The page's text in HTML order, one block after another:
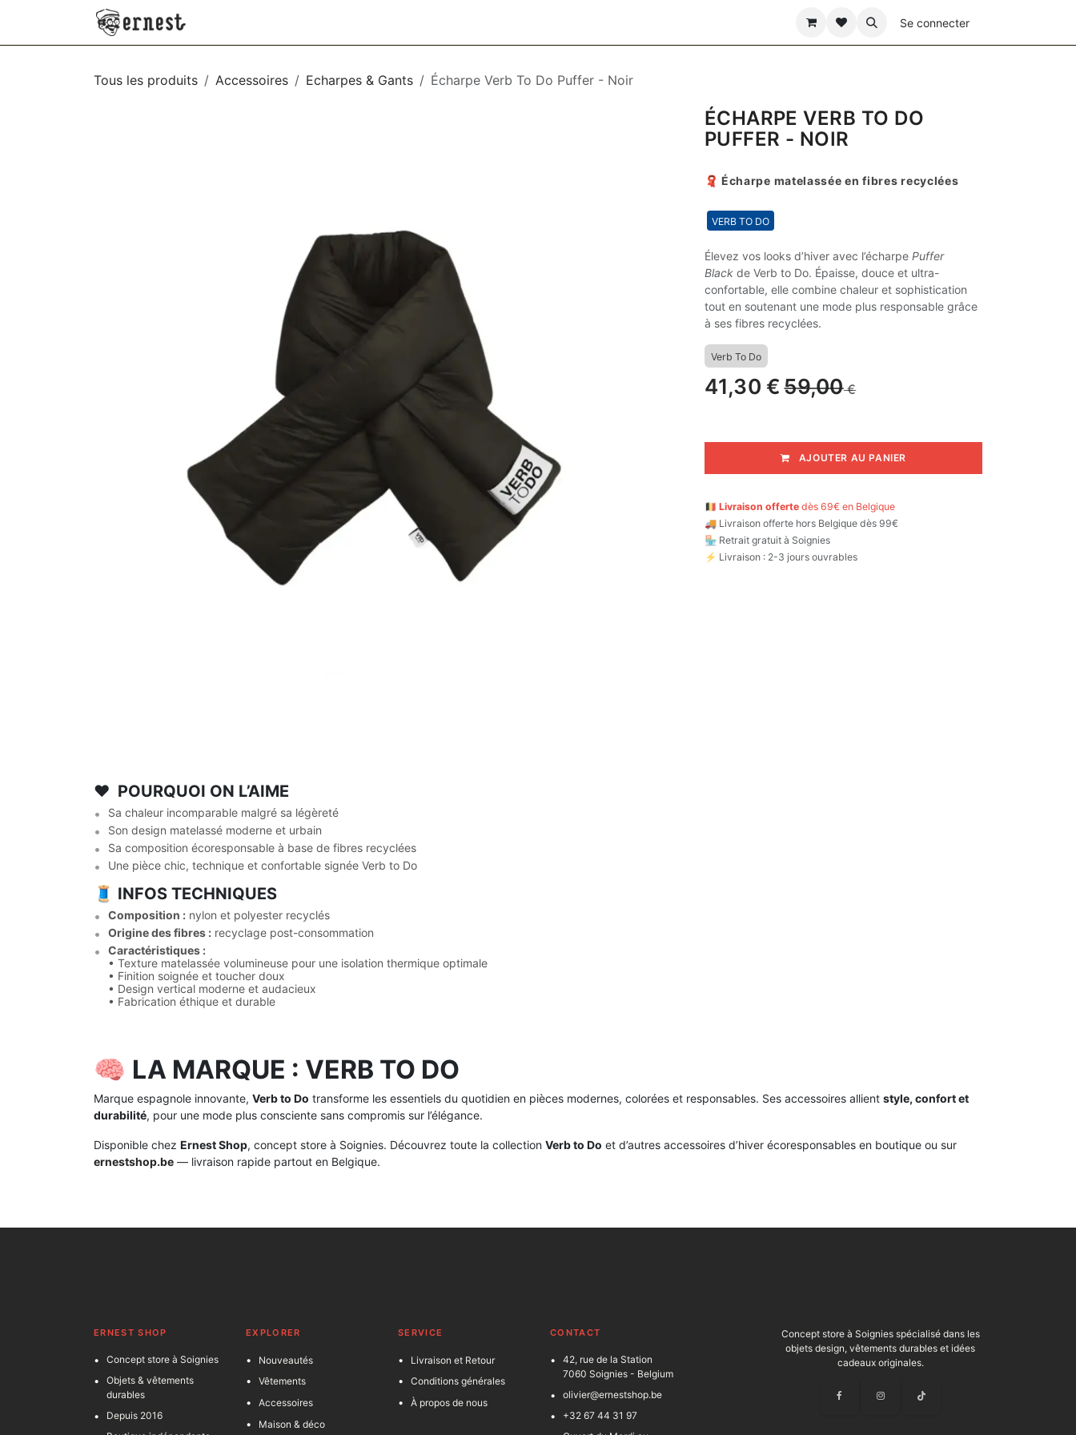
SE RENDRE AU CONTENU
Se connecter
Tous les produits Accessoires Echarpes & Gants Écharpe Verb To Do Puffer - Noir
ÉCHARPE VERB TO DO
PUFFER - NOIR
🧣 Écharpe matelassée en fibres recyclées
VERB TO DO
Élevez vos looks d’hiver avec l’écharpe Puffer
Blackde Verb to Do. Épaisse, douce et ultra-
confortable, elle combine chaleur et sophistication
tout en soutenant une mode plus responsable grâce
à ses fibres recyclées.
Verb To Do
41,30 € 59,00€
AJOUTER AU PANIER
🇧🇪 Livraison offerte dès 69€ en Belgique
🚚 Livraison offerte hors Belgique dès 99€
🏪 Retrait gratuit à Soignies
⚡ Livraison : 2-3 jours ouvrables
❤️ POURQUOI ON L’AIME
Sa chaleur incomparable malgré sa légèreté
Son design matelassé moderne et urbain
Sa composition écoresponsable à base de fibres recyclées
Une pièce chic, technique et confortable signée Verb to Do
🧵 INFOS TECHNIQUES
Composition : nylon et polyester recyclés
Origine des fibres : recyclage post-consommation
Caractéristiques :
• Texture matelassée volumineuse pour une isolation thermique optimale
• Finition soignée et toucher doux
• Design vertical moderne et audacieux
• Fabrication éthique et durable
🧠 LA MARQUE : VERB TO DO
Marque espagnole innovante, Verb to Do transforme les essentiels du quotidien en pièces modernes, colorées et responsables. Ses accessoires allient style, confort et
durabilité, pour une mode plus consciente sans compromis sur l’élégance.
Disponible chez Ernest Shop, concept store à Soignies. Découvrez toute la collection Verb to Do et d’autres accessoires d’hiver écoresponsables en boutique ou sur
ernestshop.be — livraison rapide partout en Belgique.
ERNEST SHOP
Concept store à Soignies
Objets & vêtements
durables
Depuis 2016
EXPLORER
Nouveautés
Vêtements
Accessoires
Maison & déco
SERVICE
Livraison et Retour
Conditions générales
À propos de nous
CONTACT
42, rue de la Station
7060 Soignies - Belgium
olivier@ernestshop.be
+32 67 44 31 97
Concept store à Soignies spécialisé dans les
objets design, vêtements durables et idées
cadeaux originales.